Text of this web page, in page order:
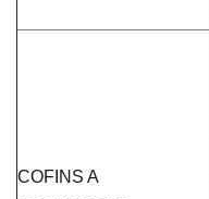
COFINS A